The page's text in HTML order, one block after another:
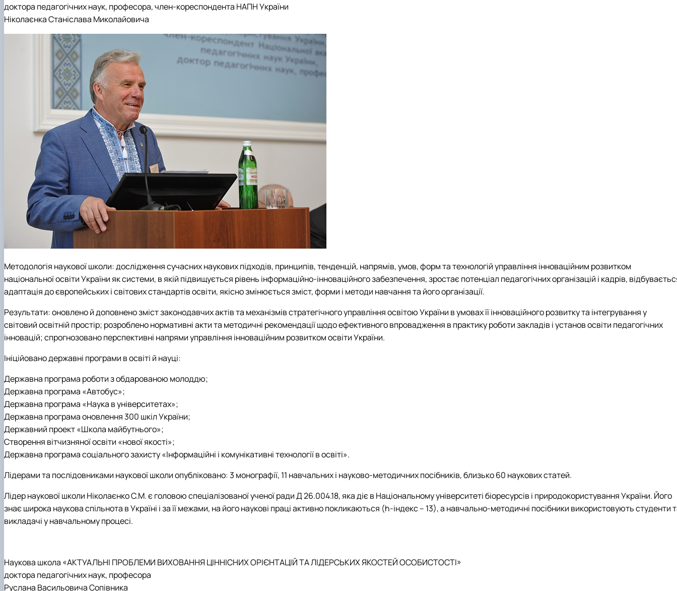
доктора педагогічних наук, професора, член-кореспондента НАПН України
Ніколаєнка Станіслава Миколайовича
Методологія наукової школи: дослідження сучасних наукових підходів, принципів, тенденцій, напрямів, умов, форм та технологій управління інноваційним розвитком
національної освіти України як системи, в якій підвищується рівень інформаційно-інноваційного забезпечення, зростає потенціал педагогічних організацій і кадрів,
адаптація до європейських і світових стандартів освіти, якісно змінюється зміст, форми і методи навчання та його організації.
Результати: оновлено й доповнено зміст законодавчих актів та механізмів стратегічного управління освітою України в умовах її інноваційного розвитку та інтегрування у
світовий освітній простір; розроблено нормативні акти та методичні рекомендації щодо ефективного впровадження в практику роботи закладів і установ освіти педагогічних
інновацій; спрогнозовано перспективні напрями управління інноваційним розвитком освіти України.
Ініційовано державні програми в освіті й науці:
Державна програма роботи з обдарованою молоддю;
Державна програма «Автобус»;
Державна програма «Наука в університетах»;
Державна програма оновлення 300 шкіл України;
Державний проект «Школа майбутнього»;
Створення вітчизняної освіти «нової якості»;
Державна програма соціального захисту «Інформаційні і комунікативні технології в освіті».
Лідерами та послідовниками наукової школи опубліковано: 3 монографії, 11 навчальних і науково-методичних посібників, близько 60 наукових статей.
Лідер наукової школи Ніколаєнко С.М. є головою спеціалізованої ученої ради Д 26.004.18, яка діє в Національному університеті біоресурсів і природокористування України. Його
знає широка наукова спільнота в Україні і за її межами, на його наукові праці активно покликаються (h-індекс – 13), а навчально-методичні посібники використовують студенти
викладачі у навчальному процесі.
Наукова школа «АКТУАЛЬНІ ПРОБЛЕМИ ВИХОВАННЯ ЦІННІСНИХ ОРІЄНТАЦІЙ ТА ЛІДЕРСЬКИХ ЯКОСТЕЙ ОСОБИСТОСТІ»
доктора педагогічних наук, професора
Руслана Васильовича Сопівника